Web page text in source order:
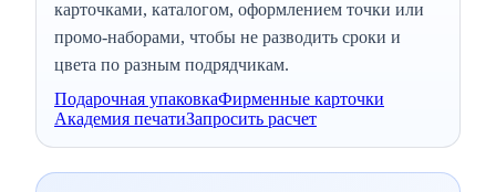
карточками, каталогом, оформлением точки или
промо-наборами, чтобы не разводить сроки и
цвета по разным подрядчикам.
Подарочная упаковкаФирменные карточки
Академия печатиЗапросить расчет